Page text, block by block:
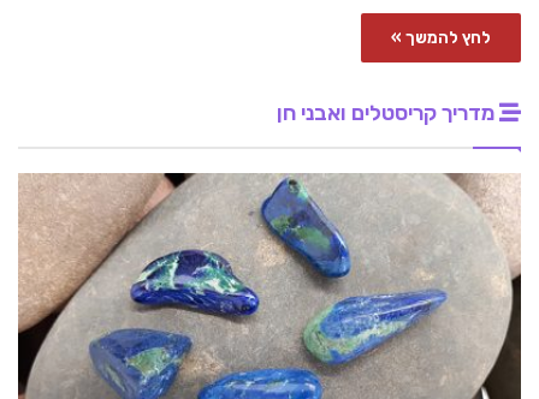
לחץ להמשך »
מדריך קריסטלים ואבני חן